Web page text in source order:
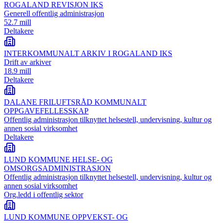
ROGALAND REVISJON IKS
Generell offentlig administrasjon
52.7 mill
Deltakere
INTERKOMMUNALT ARKIV I ROGALAND IKS
Drift av arkiver
18.9 mill
Deltakere
DALANE FRILUFTSRÅD KOMMUNALT
OPPGAVEFELLESSKAP
Offentlig administrasjon tilknyttet helsestell, undervisning, kultur og
annen sosial virksomhet
Deltakere
LUND KOMMUNE HELSE- OG
OMSORGSADMINISTRASJON
Offentlig administrasjon tilknyttet helsestell, undervisning, kultur og
annen sosial virksomhet
Org.ledd i offentlig sektor
LUND KOMMUNE OPPVEKST- OG